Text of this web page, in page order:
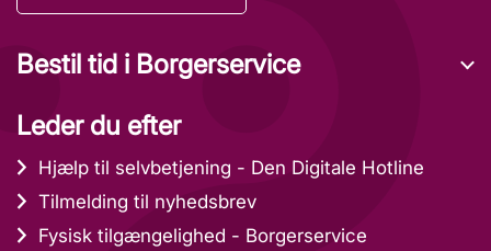
Bestil tid i Borgerservice
Leder du efter
Hjælp til selvbetjening - Den Digitale Hotline
Tilmelding til nyhedsbrev
Fysisk tilgængelighed - Borgerservice